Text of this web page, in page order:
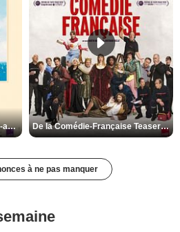
Les Matins merveilleux Bande-annonce VF De la Comédie-Française Teaser VF
à ne pas manquer